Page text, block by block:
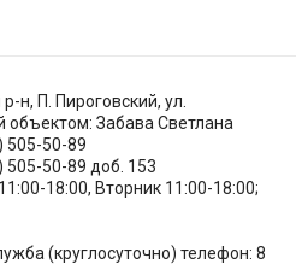
н, П. Пироговский, ул.
Забава Светлана
505-50-89
505-50-89 доб. 153
18:00, Вторник 11:00-18:00;
(круглосуточно) телефон: 8